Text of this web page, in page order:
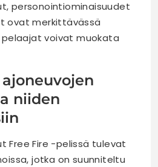
personointiominaisuudet
ovat merkittävässä
pelaajat voivat muokata
niiden
Free Fire -pelissä tulevat
jotka on suunniteltu